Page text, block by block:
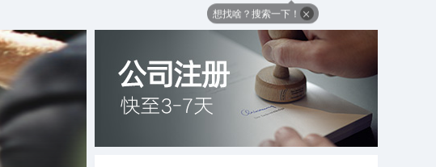
想找啥？搜索一下！